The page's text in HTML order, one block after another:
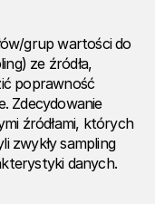
grup wartości do
ze źródła,
poprawność
Zdecydowanie
źródłami, których
zwykły sampling
danych.